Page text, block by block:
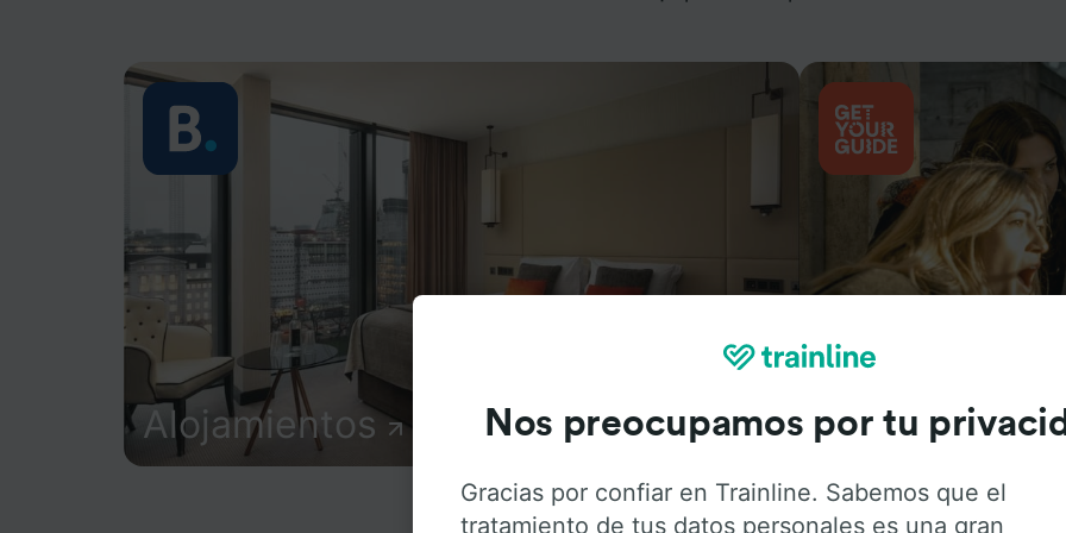
Alojamientos Actividades
Nos preocupamos por tu
Gracias por confiar en Trainline. Sabemos que el
tratamiento de tus datos personales es una gran